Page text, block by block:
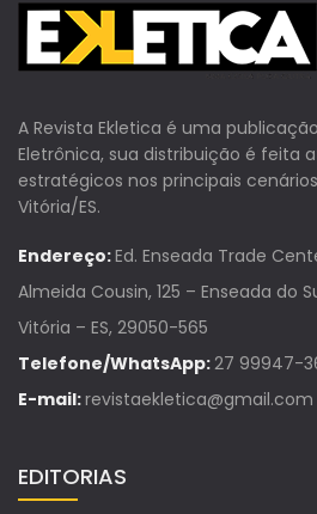
A Revista Ekletica é uma
Eletrônica, sua distribuição é feita
estratégicos nos principais
Vitória/ES.
Endereço:Ed. Enseada Trade
Almeida Cousin, 125 – Enseada do
Vitória – ES, 29050-565
Telefone/WhatsApp:27 99947-
E-mail:revistaekletica@gmail.com
EDITORIAS